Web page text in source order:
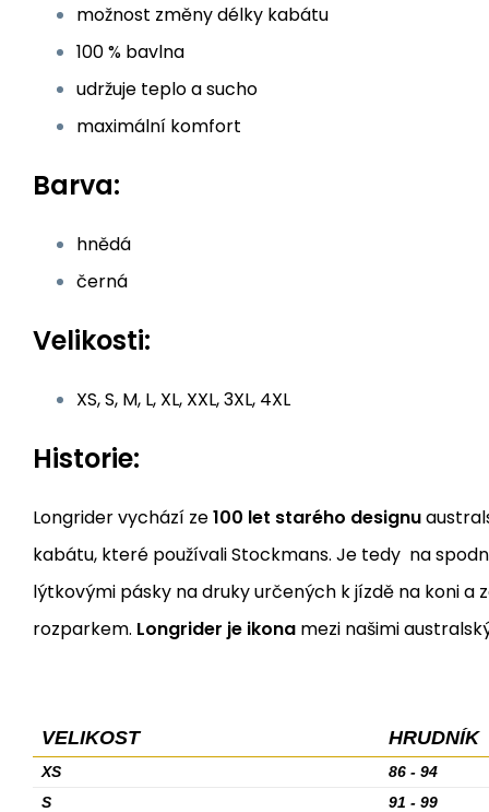
možnost změny délky kabátu
100 % bavlna
udržuje teplo a sucho
maximální komfort
Barva:
hnědá
černá
Velikosti:
XS, S, M, L, XL, XXL, 3XL, 4XL
Historie:
Longrider vychází ze100 let starého designu
kabátu, které používali Stockmans. Je tedy na
lýtkovými pásky na druky určených k jízdě na koni a
rozparkem. Longrider je ikona mezi našimi
VELIKOST HRUDNÍK
XS
86 - 94
S
91 - 99